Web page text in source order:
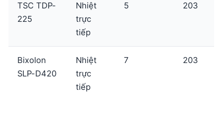
TSC TDP-
225
Nhiệt
trực
tiếp
5 203
Bixolon
SLP-D420
Nhiệt
trực
tiếp
7 203